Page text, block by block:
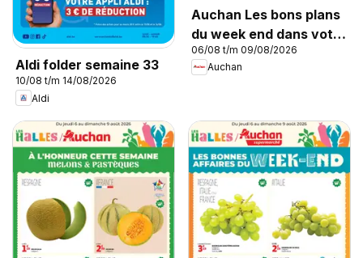
Aldi folder semaine 33
10/08 t/m 14/08/2026
Aldi
Auchan Les bons plans
du week end dans votre
hyper !
06/08 t/m 09/08/2026
Auchan